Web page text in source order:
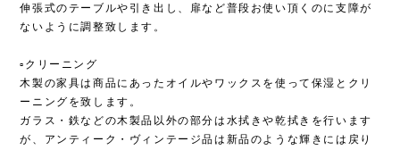
伸張式のテーブルや引き出し、扉など普段お使い頂くのに支障が
ないように調整致します。
▫︎クリーニング
木製の家具は商品にあったオイルやワックスを使って保湿とクリ
ーニングを致します。
ガラス・鉄などの木製品以外の部分は水拭きや乾拭きを行います
が、アンティーク・ヴィンテージ品は新品のような輝きには戻り